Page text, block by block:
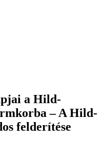
a Hild-
– A Hild-
felderítése